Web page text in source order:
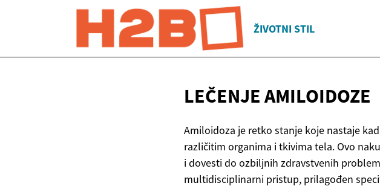
ŽIVOTNI STIL
LEČENJE AMILOIDOZE
Amiloidoza je retko stanje koje nastaje
različitim organima i tkivima tela. Ovo
i dovesti do ozbiljnih zdravstvenih
multidisciplinarni pristup, prilagođen